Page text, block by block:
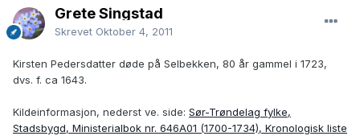
Grete Singstad
Skrevet Oktober 4, 2011
Kirsten Pedersdatter døde på Selbekken, 80 år gammel i 1723,
dvs. f. ca 1643.
Kildeinformasjon, nederst ve. side: Sør-Trøndelag fylke,
Stadsbygd, Ministerialbok nr. 646A01 (1700-1734), Kronologisk liste